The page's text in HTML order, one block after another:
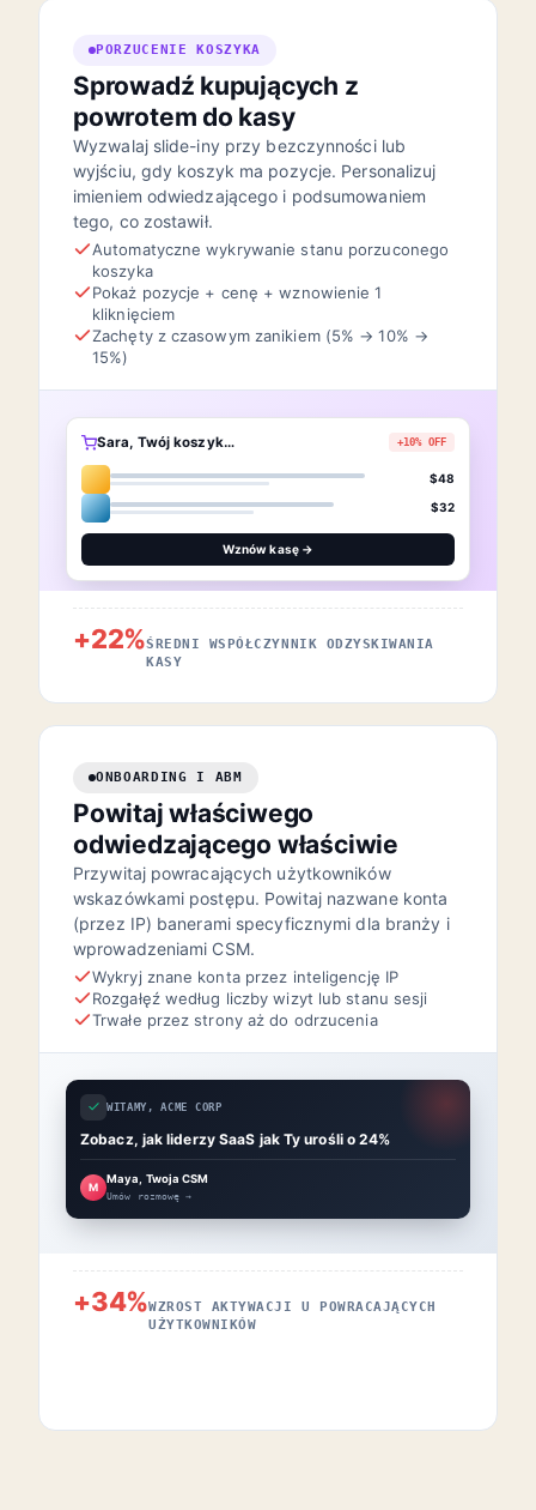
PORZUCENIE KOSZYKA
Sprowadź kupujących z
powrotem do kasy
Wyzwalaj slide-iny przy bezczynności lub
wyjściu, gdy koszyk ma pozycje. Personalizuj
imieniem odwiedzającego i podsumowaniem
tego, co zostawił.
Automatyczne wykrywanie stanu porzuconego
koszyka
Pokaż pozycje + cenę + wznowienie 1
kliknięciem
Zachęty z czasowym zanikiem (5% → 10% →
15%)
Sara, Twój koszyk… +10% OFF
$48
$32
Wznów kasę →
+22%ŚREDNI WSPÓŁCZYNNIK ODZYSKIWANIA
KASY
ONBOARDING I ABM
Powitaj właściwego
odwiedzającego właściwie
Przywitaj powracających użytkowników
wskazówkami postępu. Powitaj nazwane konta
(przez IP) banerami specyficznymi dla branży i
wprowadzeniami CSM.
Wykryj znane konta przez inteligencję IP
Rozgałęź według liczby wizyt lub stanu sesji
Trwałe przez strony aż do odrzucenia
WITAMY, ACME CORP
Zobacz, jak liderzy SaaS jak Ty urośli o 24%
M
Maya, Twoja CSM
Umów rozmowę →
+34%WZROST AKTYWACJI U POWRACAJĄCYCH
UŻYTKOWNIKÓW